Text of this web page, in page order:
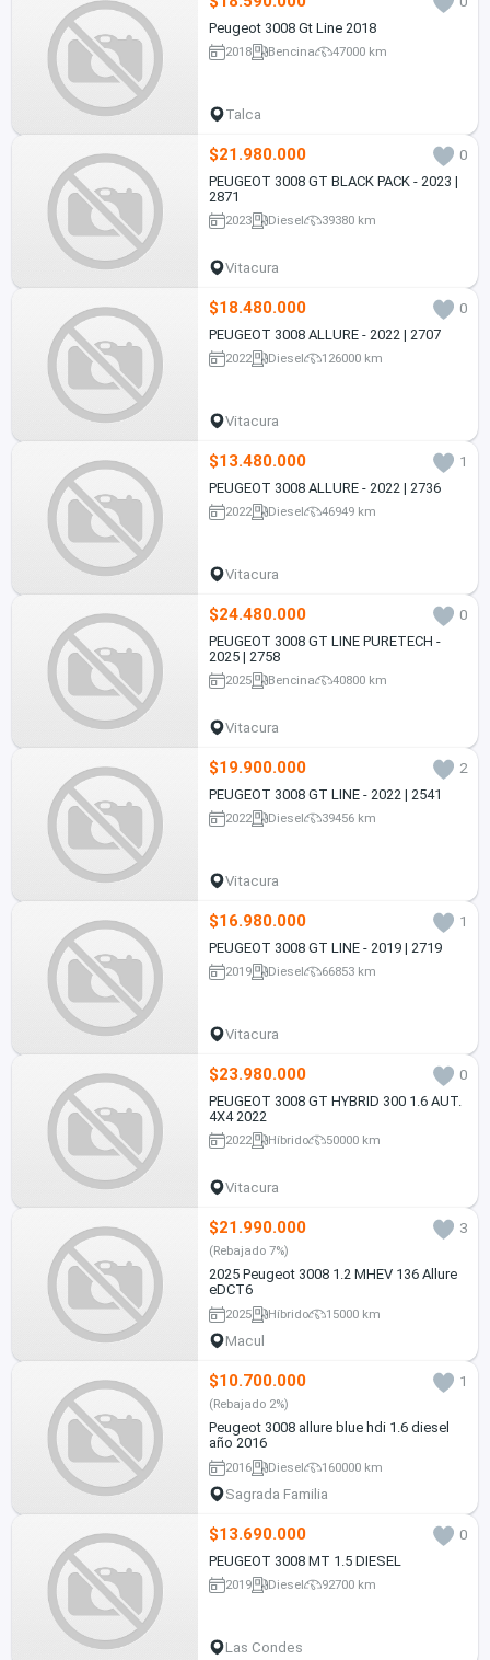
Peugeot 3008 Gt Line 2018
2018 Bencina 47000 km
Talca
$21.980.000
0
PEUGEOT 3008 GT BLACK PACK - 2023 |
2871
2023 Diesel 39380 km
Vitacura
$18.480.000
0
PEUGEOT 3008 ALLURE - 2022 | 2707
2022 Diesel 126000 km
Vitacura
$13.480.000
1
PEUGEOT 3008 ALLURE - 2022 | 2736
2022 Diesel 46949 km
Vitacura
$24.480.000
0
PEUGEOT 3008 GT LINE PURETECH -
2025 | 2758
2025 Bencina 40800 km
Vitacura
$19.900.000
2
PEUGEOT 3008 GT LINE - 2022 | 2541
2022 Diesel 39456 km
Vitacura
$16.980.000
1
PEUGEOT 3008 GT LINE - 2019 | 2719
2019 Diesel 66853 km
Vitacura
$23.980.000
0
PEUGEOT 3008 GT HYBRID 300 1.6 AUT.
4X4 2022
2022 Híbrido 50000 km
Vitacura
$21.990.000 3
(Rebajado 7%)
2025 Peugeot 3008 1.2 MHEV 136 Allure
eDCT6
2025 Híbrido 15000 km
Macul
$10.700.000 1
(Rebajado 2%)
Peugeot 3008 allure blue hdi 1.6 diesel
año 2016
2016 Diesel 160000 km
Sagrada Familia
$13.690.000
0
PEUGEOT 3008 MT 1.5 DIESEL
2019 Diesel 92700 km
Las Condes